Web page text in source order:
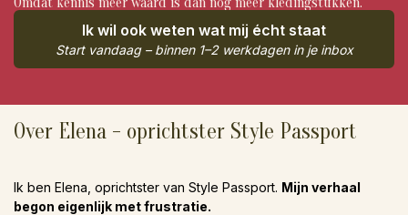
Ik wil ook weten wat mij écht staat
Start vandaag – binnen 1–2 werkdagen in je inbox
Over Elena - oprichtster Style Passport
Ik ben Elena, oprichtster van Style Passport. Mijn verhaal
begon eigenlijk met frustratie.